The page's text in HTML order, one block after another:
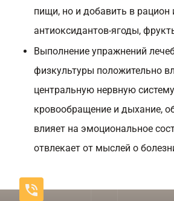
пищи, но и добавить в рацион
антиоксидантов-ягоды,
Выполнение упражнений
физкультуры положительно
центральную нервную
кровообращение и дыхание,
влияет на эмоциональное
отвлекает от мыслей о